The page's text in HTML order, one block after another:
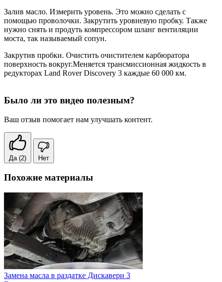
Залив масло. Измерить уровень. Это можно сделать с
помощью проволочки. Закрутить уровневую пробку. Также
нужно снять и продуть компрессором шланг вентиляции
моста, так называемый сопун.
Закрутив пробки. Очистить очистителем карбюратора
поверхность вокруг.Меняется трансмиссионная жидкость в
редукторах Land Rover Discovery 3 каждые 60 000 км.
Было ли это видео полезным?
Ваш отзыв помогает нам улучшать контент.
Да (2) Нет
Похожие материалы
Замена масла в раздатке Дискавери 3